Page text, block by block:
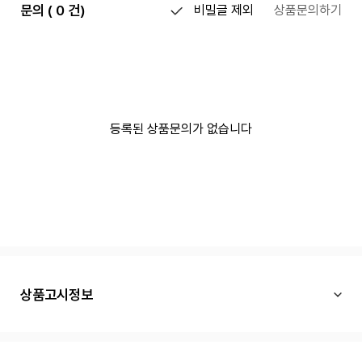
문의 ( 0 건) 비밀글 제외 상품문의하기
등록된 상품문의가 없습니다
상품고시정보